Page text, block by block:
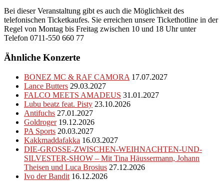
Bei dieser Veranstaltung gibt es auch die Möglichkeit des
telefonischen Ticketkaufes. Sie erreichen unsere Tickethotline in der
Regel von Montag bis Freitag zwischen 10 und 18 Uhr unter
Telefon 0711-550 660 77
Ähnliche Konzerte
BONEZ MC & RAF CAMORA 17.07.2027
Lance Butters 29.03.2027
FALCO MEETS AMADEUS 31.01.2027
Lubu beatz feat. Pisty 23.10.2026
Antifuchs 27.01.2027
Goldroger 19.12.2026
PA Sports 20.03.2027
Kakkmaddafakka 16.03.2027
DIE-GROSSE-ZWISCHEN-WEIHNACHTEN-UND-
SILVESTER-SHOW – Mit Tina Häussermann, Johann
Theisen und Luca Brosius 27.12.2026
Ivo der Bandit 16.12.2026